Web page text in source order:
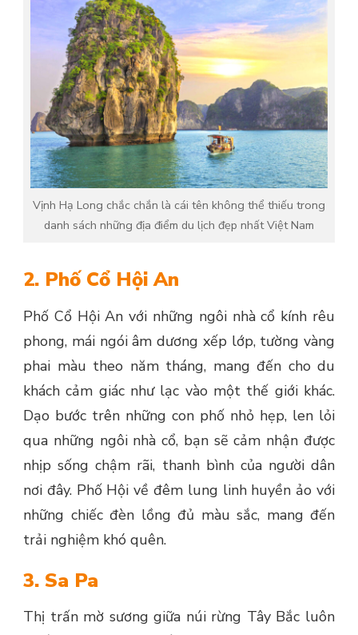
Vịnh Hạ Long chắc chắn là cái tên không thể thiếu trong
danh sách những địa điểm du lịch đẹp nhất Việt Nam
2. Phố Cổ Hội An
Phố Cổ Hội An với những ngôi nhà cổ kính rêu
phong, mái ngói âm dương xếp lớp, tường vàng
phai màu theo năm tháng, mang đến cho du
khách cảm giác như lạc vào một thế giới khác.
Dạo bước trên những con phố nhỏ hẹp, len lỏi
qua những ngôi nhà cổ, bạn sẽ cảm nhận được
nhịp sống chậm rãi, thanh bình của người dân
nơi đây. Phố Hội về đêm lung linh huyền ảo với
những chiếc đèn lồng đủ màu sắc, mang đến
trải nghiệm khó quên.
3. Sa Pa
Thị trấn mờ sương giữa núi rừng Tây Bắc luôn